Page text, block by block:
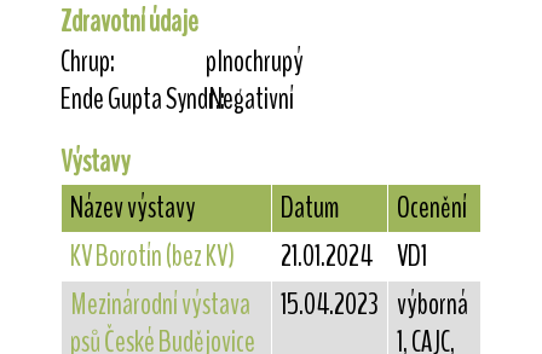
Zdravotní údaje
Chrup:
plnochrupý
Ende Gupta Syndr.:Negativní
Výstavy
Název výstavy
Datum
Ocenění
KV Borotín (bez KV)
21.01.2024 VD1
Mezinárodní výstava
psů České Budějovice
15.04.2023 výborná
1, CAJC,